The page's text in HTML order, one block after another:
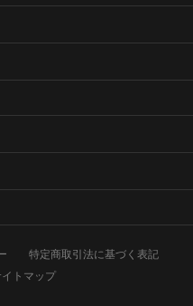
特定商取引法に基づく表記
トマップ